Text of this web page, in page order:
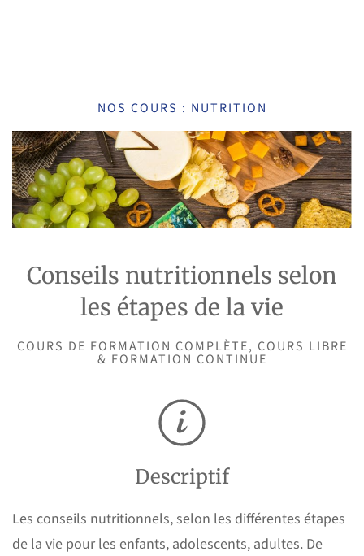
NOS COURS : NUTRITION
Conseils nutritionnels selon
les étapes de la vie
COURS DE FORMATION COMPLÈTE, COURS LIBRE
& FORMATION CONTINUE
Descriptif
Les conseils nutritionnels, selon les différentes étapes
de la vie pour les enfants, adolescents, adultes. De